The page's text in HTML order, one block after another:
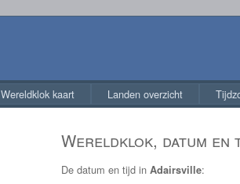
Wereldklok kaart Landen overzicht
Wereldklok, datum
De datum en tijd in Adairsville: